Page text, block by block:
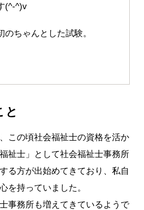
(^-^)v
ちゃんとした試験。
と
この頃社会福祉士の資格を活か
祉士」として社会福祉士事務所
る方が出始めてきており、私自
を持っていました。
事務所も増えてきているようで